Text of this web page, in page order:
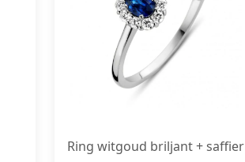
Ring witgoud briljant + saffier